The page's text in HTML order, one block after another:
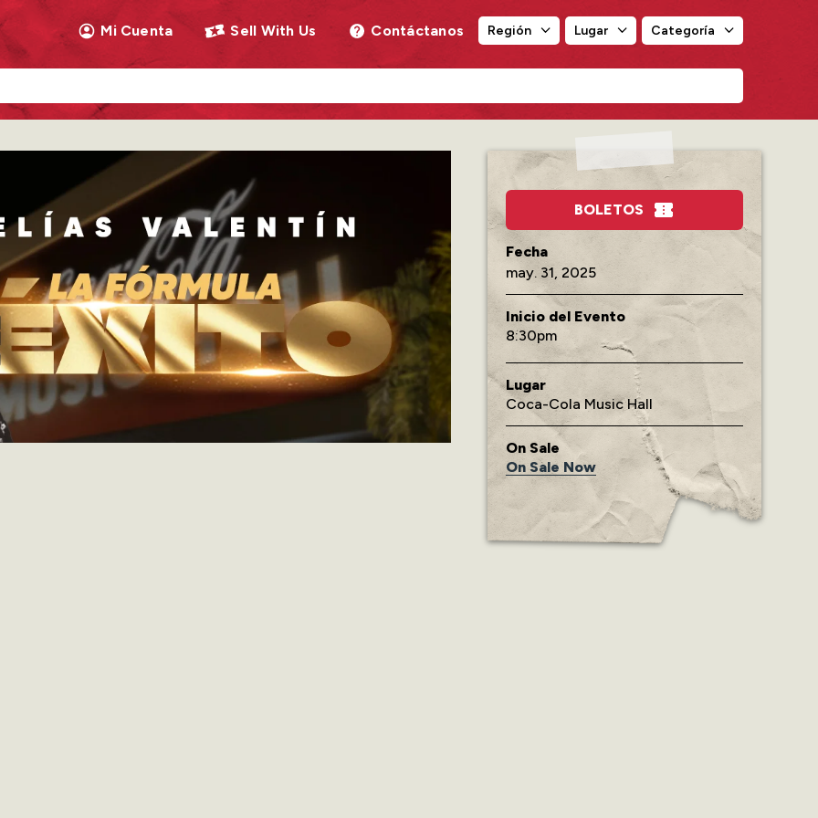
Mi Cuenta Sell With Us Contáctanos Región Lugar Categoría
you type. Use Tab to access the results.
BOLETOS
may. 31, 2025
Inicio del Evento
8:30
Lugar
Coca-Cola Music Hall
On Sale
On Sale Now